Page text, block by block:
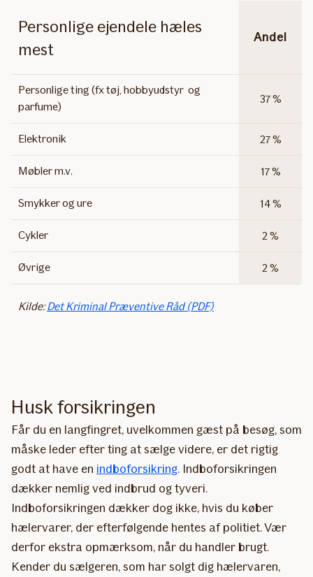
Personlige ejendele hæles
mest
Andel
Personlige ting (fx tøj, hobbyudstyr og
parfume)
37 %
Elektronik 27 %
Møbler m.v. 17 %
Smykker og ure 14 %
Cykler 2 %
Øvrige 2 %
Kilde:Det Kriminal Præventive Råd (PDF)
Husk forsikringen
Får du en langfingret, uvelkommen gæst på besøg, som
måske leder efter ting at sælge videre, er det rigtig
godt at have en indboforsikring. Indboforsikringen
dækker nemlig ved indbrud og tyveri.
Indboforsikringen dækker dog ikke, hvis du køber
hælervarer, der efterfølgende hentes af politiet. Vær
derfor ekstra opmærksom, når du handler brugt.
Kender du sælgeren, som har solgt dig hælervaren,